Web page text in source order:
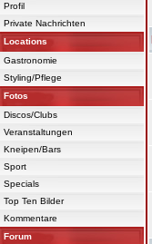
Profil
Private Nachrichten
Locations
Gastronomie
Styling/Pflege
Fotos
Discos/Clubs
Veranstaltungen
Kneipen/Bars
Sport
Specials
Top Ten Bilder
Kommentare
Forum